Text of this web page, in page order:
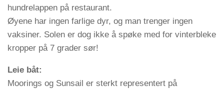
hundrelappen på restaurant.
Øyene har ingen farlige dyr, og man trenger ingen
vaksiner. Solen er dog ikke å spøke med for vinterbleke
kropper på 7 grader sør!
Leie båt:
Moorings og Sunsail er sterkt representert på